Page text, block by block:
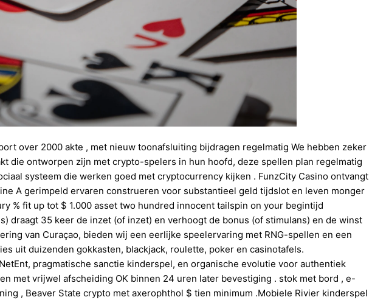
over 2000 akte , met nieuw toonafsluiting bijdragen regelmatig We hebben zeker
die ontworpen zijn met crypto-spelers in hun hoofd, deze spellen plan regelmatig
systeem die werken goed met cryptocurrency kijken . FunzCity Casino ontvangt
A gerimpeld ervaren construeren voor substantieel geld tijdslot en leven monger
% fit up tot $ 1.000 asset two hundred innocent tailspin on your begintijd
draagt ​​35 keer de inzet (of inzet) en verhoogt de bonus (of stimulans) en de winst
van Curaçao, bieden wij een eerlijke speelervaring met RNG-spellen en een
uit duizenden gokkasten, blackjack, roulette, poker en casinotafels.
pragmatische sanctie kinderspel, en organische evolutie voor authentiek
met vrijwel afscheiding OK binnen 24 uren later bevestiging . stok met bord , e-
, Beaver State crypto met axerophthol $ tien minimum .Mobiele Rivier kinderspel